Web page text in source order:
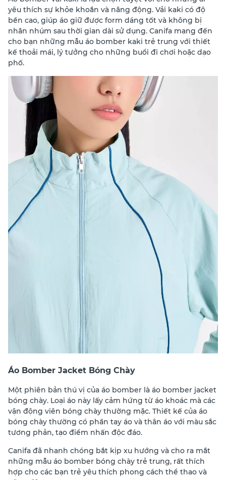
yêu thích sự khỏe khoắn và năng động. Vải kaki có độ
bền cao, giúp áo giữ được form dáng tốt và không bị
nhăn nhúm sau thời gian dài sử dụng. Canifa mang đến
cho bạn những mẫu áo bomber kaki trẻ trung với thiết
kế thoải mái, lý tưởng cho những buổi đi chơi hoặc dạo
phố.
Áo Bomber Jacket Bóng Chày
Một phiên bản thú vị của áo bomber là áo bomber jacket
bóng chày. Loại áo này lấy cảm hứng từ áo khoác mà các
vận động viên bóng chày thường mặc. Thiết kế của áo
bóng chày thường có phần tay áo và thân áo với màu sắc
tương phản, tạo điểm nhấn độc đáo.
Canifa đã nhanh chóng bắt kịp xu hướng và cho ra mắt
những mẫu áo bomber bóng chày trẻ trung, rất thích
hợp cho các bạn trẻ yêu thích phong cách thể thao và